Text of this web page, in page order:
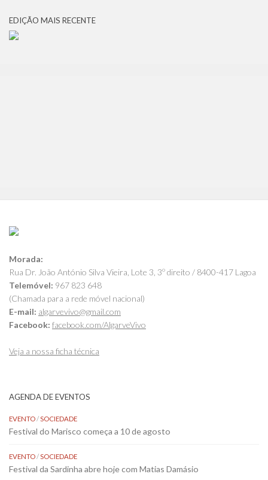
EDIÇÃO MAIS RECENTE
Morada:
Rua Dr. João António Silva Vieira, Lote 3, 3º direito / 8400-417 Lagoa
Telemóvel: 967 823 648
(Chamada para a rede móvel nacional)
E-mail: algarvevivo@gmail.com
Facebook: facebook.com/AlgarveVivo
Veja a nossa ficha técnica
AGENDA DE EVENTOS
EVENTO/SOCIEDADE
Festival do Marisco começa a 10 de agosto
EVENTO/SOCIEDADE
Festival da Sardinha abre hoje com Matias Damásio